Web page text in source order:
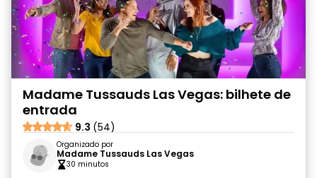
Madame Tussauds Las Vegas: bilhete de
entrada
9.3 (54)
Organizado por
Madame Tussauds Las Vegas
30 minutos